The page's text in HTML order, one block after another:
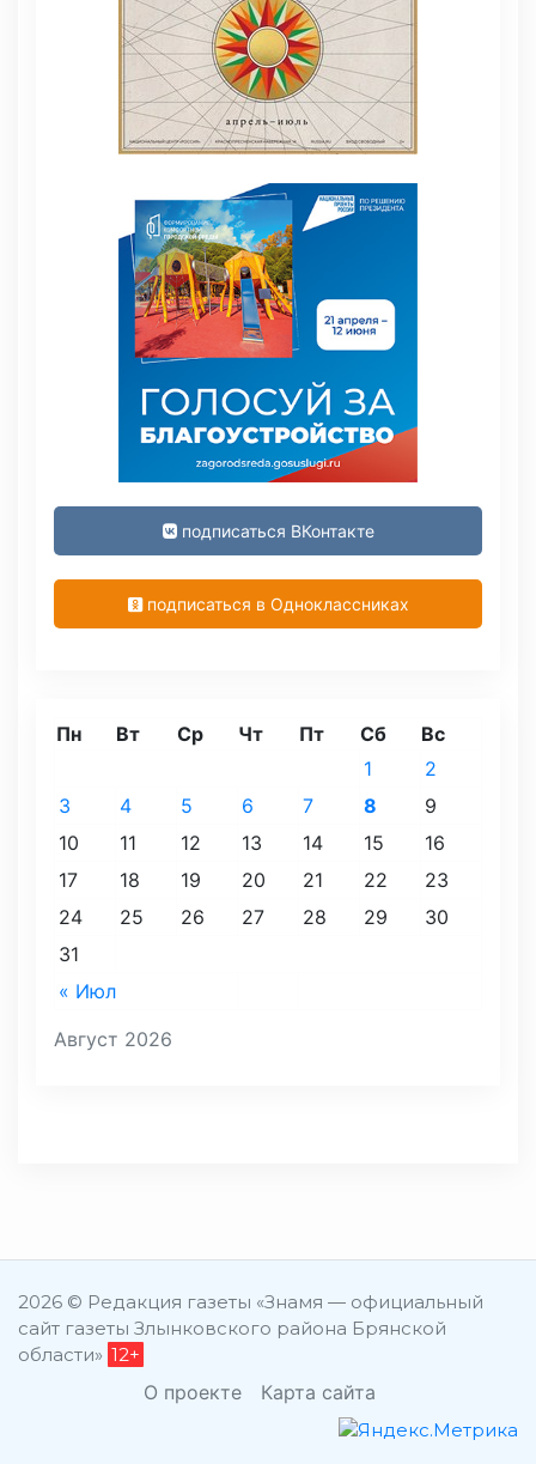
подписаться ВКонтакте
подписаться в Одноклассниках
Август 2026
Пн Вт Ср Чт Пт Сб Вс
« Июл
1
2
3
4 5 6 7 8
9
10
11 12 13 14 15
16
17
18 19 20 21 22
23
24
25 26 27 28 29
30
31
2026 © Редакция газеты «Знамя — официальный
сайт газеты Злынковского района Брянской
области» 12+
О проекте Карта сайта